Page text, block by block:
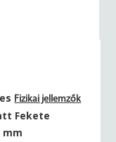
Fizikai jellemzők
Fekete
mm